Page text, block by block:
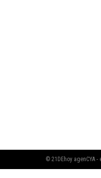
© 21DEhoy agenCYA -